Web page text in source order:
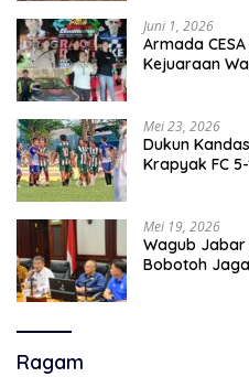
Juni 1, 2026
Armada
Kejuaraan
Mei 23, 2026
Dukun
Krapyak FC 5-
Mei 19, 2026
Wagub
Bobotoh
Ragam